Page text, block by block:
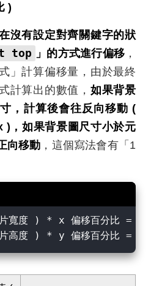
)
沒有設定對齊關鍵字的狀
top 」的方式進行偏移 ，
」計算偏移量，由於最終
計算出的數值， 如果背景
，計算後會往反向移動 (
)，如果背景圖尺寸小於元
向移動 ，這個寫法會有「1
寬度 ) * x 偏移百分比 = x